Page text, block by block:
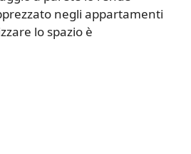
negli appartamenti
lo spazio è